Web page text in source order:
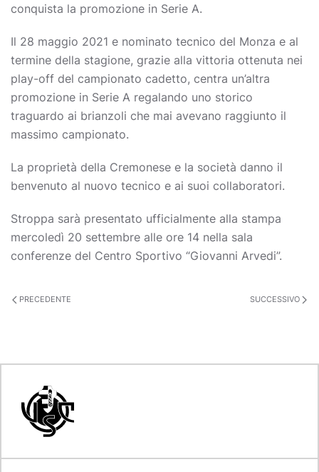
conquista la promozione in Serie A.
Il 28 maggio 2021 e nominato tecnico del Monza e al
termine della stagione, grazie alla vittoria ottenuta nei
play-off del campionato cadetto, centra un’altra
promozione in Serie A regalando uno storico
traguardo ai brianzoli che mai avevano raggiunto il
massimo campionato.
La proprietà della Cremonese e la società danno il
benvenuto al nuovo tecnico e ai suoi collaboratori.
Stroppa sarà presentato ufficialmente alla stampa
mercoledì 20 settembre alle ore 14 nella sala
conferenze del Centro Sportivo “Giovanni Arvedi”.
PRECEDENTE SUCCESSIVO